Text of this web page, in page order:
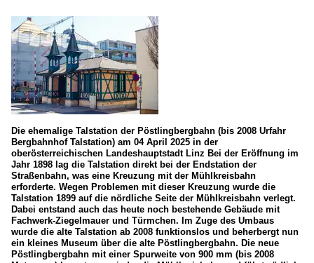
Die ehemalige Talstation der Pöstlingbergbahn (bis 2008 Urfahr
Bergbahnhof Talstation) am 04 April 2025 in der
oberösterreichischen Landeshauptstadt Linz Bei der Eröffnung im
Jahr 1898 lag die Talstation direkt bei der Endstation der
Straßenbahn, was eine Kreuzung mit der Mühlkreisbahn
erforderte. Wegen Problemen mit dieser Kreuzung wurde die
Talstation 1899 auf die nördliche Seite der Mühlkreisbahn verlegt.
Dabei entstand auch das heute noch bestehende Gebäude mit
Fachwerk-Ziegelmauer und Türmchen. Im Zuge des Umbaus
wurde die alte Talstation ab 2008 funktionslos und beherbergt nun
ein kleines Museum über die alte Pöstlingbergbahn. Die neue
Pöstlingbergbahn mit einer Spurweite von 900 mm (bis 2008